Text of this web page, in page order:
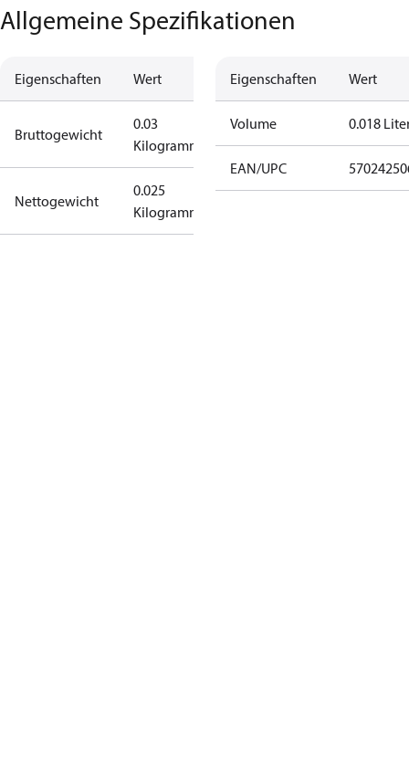
Allgemeine Spezifikationen
Eigenschaften Wert
Bruttogewicht
0.03
Kilogramm
Nettogewicht
0.025
Kilogramm
Eigenschaften Wert
Volume 0.018
EAN/UPC